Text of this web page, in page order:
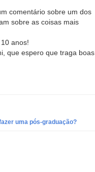
comentário sobre um dos
sobre as coisas mais
anos!
que espero que traga boas
uma pós-graduação?